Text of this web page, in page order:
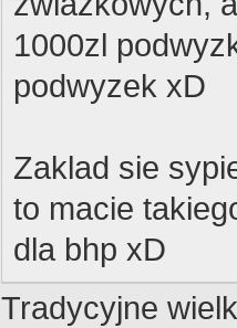
1000zl
podwyzek xD
Zaklad sie
to macie
dla bhp xD
Tradycyjne